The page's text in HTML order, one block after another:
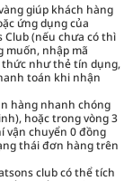
giúp khách hàng
ứng dụng của
Club (nếu chưa có thì
muốn, nhập mã
như thẻ tín dụng,
toán khi nhận
hàng nhanh chóng
hoặc trong vòng 3
vận chuyển 0 đồng
thái đơn hàng trên
club có thể tích